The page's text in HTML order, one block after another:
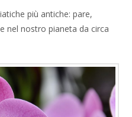
più antiche: pare,
nel nostro pianeta da circa